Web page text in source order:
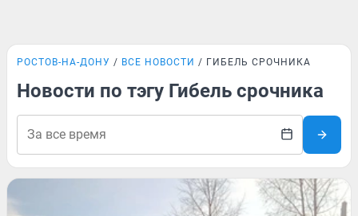
РОСТОВ-НА-ДОНУ ВСЕ НОВОСТИ ГИБЕЛЬ СРОЧНИКА
Новости по тэгу Гибель срочника